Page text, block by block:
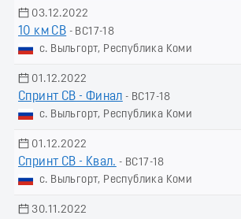
03.12.2022
10 км СВ - ВС17-18
с. Выльгорт, Республика Коми
01.12.2022
Спринт СВ - Финал - ВС17-18
с. Выльгорт, Республика Коми
01.12.2022
Спринт СВ - Квал. - ВС17-18
с. Выльгорт, Республика Коми
30.11.2022